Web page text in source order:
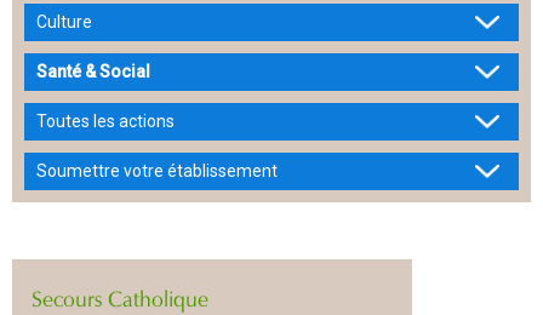
Culture
Santé & Social
Toutes les actions
Soumettre votre établissement
Secours Catholique